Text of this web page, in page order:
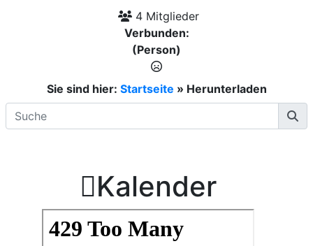
4 Mitglieder
Verbunden:
(Person)
Sie sind hier: Startseite » Herunterladen
Kalender